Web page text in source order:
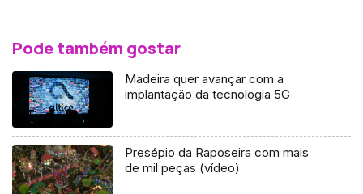
Pode também gostar
Madeira quer avançar com a
implantação da tecnologia 5G
Presépio da Raposeira com mais
de mil peças (vídeo)